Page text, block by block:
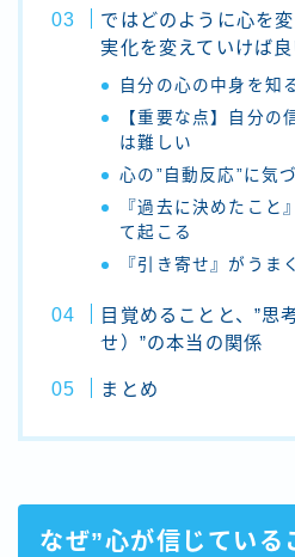
ではどのように心を
実化を変えていけば良
自分の心の中身を知
【重要な点】自分の
は難しい
心の”自動反応”に気
『過去に決めたこと
て起こる
『引き寄せ』がうま
目覚めることと、”思
せ）”の本当の関係
まとめ
なぜ”心が信じている